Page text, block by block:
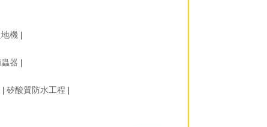
機
器
矽酸質防水工程